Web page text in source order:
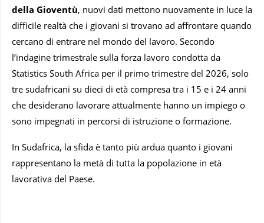
della Gioventù, nuovi dati mettono nuovamente in luce la
difficile realtà che i giovani si trovano ad affrontare quando
cercano di entrare nel mondo del lavoro. Secondo
l’indagine trimestrale sulla forza lavoro condotta da
Statistics South Africa per il primo trimestre del 2026, solo
tre sudafricani su dieci di età compresa tra i 15 e i 24 anni
che desiderano lavorare attualmente hanno un impiego o
sono impegnati in percorsi di istruzione o formazione.
In Sudafrica, la sfida è tanto più ardua quanto i giovani
rappresentano la metà di tutta la popolazione in età
lavorativa del Paese.